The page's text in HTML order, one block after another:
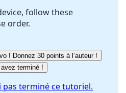
Publier un commentaire
follow these
order.
! Donnez 30 points à l’auteur !
terminé !
pas terminé ce tutoriel.